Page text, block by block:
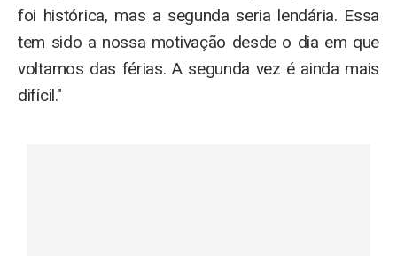
foi histórica, mas a segunda seria lendária. Essa
tem sido a nossa motivação desde o dia em que
voltamos das férias. A segunda vez é ainda mais
difícil."